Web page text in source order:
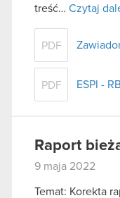
treść… Czytaj
PDF
PDF ESPI -
Raport
9 maja 2022
Temat: Korekta